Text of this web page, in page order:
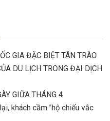
GIA ĐẶC BIỆT TÂN TRÀO
DU LỊCH TRONG ĐẠI DỊCH
GIỮA THÁNG 4
khách cầm "hộ chiếu vắc